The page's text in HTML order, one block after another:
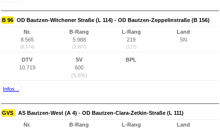
B 96 OD Bautzen-Witchener Straße (L 114) - OD Bautzen-Zeppelinstraße (B 156)
Nr.
8.565
(8.574)
B-Rang
5.988
(3.607)
L-Rang
219
(127)
Land
SN
DTV
10.719
SV
600
(5,6%)
BPL
Infos...
GVS AS Bautzen-West (A 4) - OD Bautzen-Clara-Zetkin-Straße (L 111)
Nr.
B-Rang
L-Rang
Land